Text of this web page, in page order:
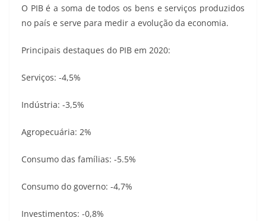
O PIB é a soma de todos os bens e serviços produzidos
no país e serve para medir a evolução da economia.
Principais destaques do PIB em 2020:
Serviços: -4,5%
Indústria: -3,5%
Agropecuária: 2%
Consumo das famílias: -5.5%
Consumo do governo: -4,7%
Investimentos: -0,8%